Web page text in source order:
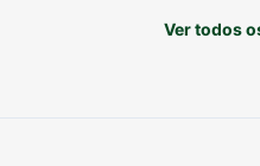
Ver todos